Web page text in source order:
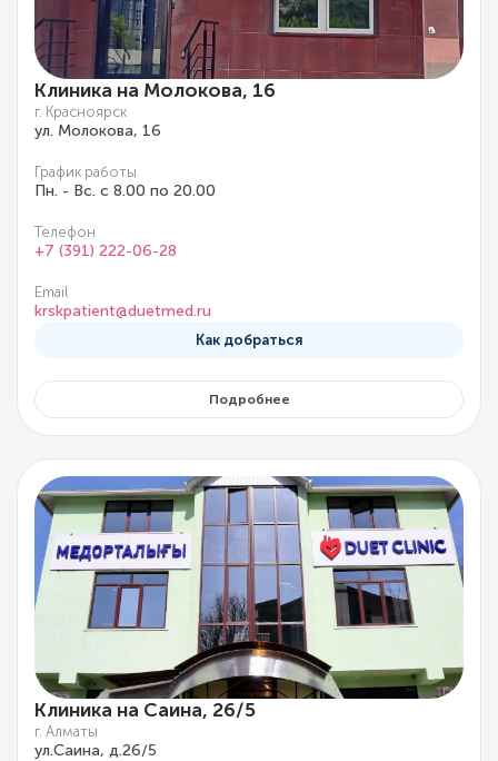
Клиника на Молокова, 16
г. Красноярск
ул. Молокова, 16
График работы
Пн. - Вс. с 8.00 по 20.00
Телефон
+7 (391) 222-06-28
Email
krskpatient@duetmed.ru
Как добраться
Подробнее
Клиника на Саина, 26/5
г. Алматы
ул.Саина, д.26/5